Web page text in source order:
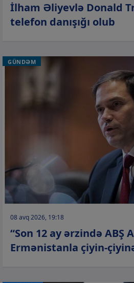
İlham Əliyevlə Donald
telefon danışığı olub
GÜNDƏM
08 avq 2026, 19:18
“Son 12 ay ərzində ABŞ
Ermənistanla çiyin-çiyinə